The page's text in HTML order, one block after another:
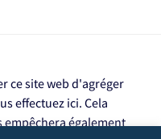
ce site web d'agréger
effectuez ici. Cela
également